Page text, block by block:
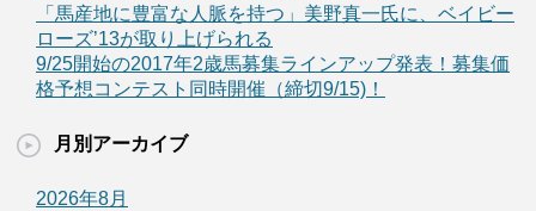
「馬産地に豊富な人脈を持つ」美野真一氏に、ベイビー
ローズ’13が取り上げられる
9/25開始の2017年2歳馬募集ラインアップ発表！募集価
格予想コンテスト同時開催（締切9/15)！
月別アーカイブ
2026年8月